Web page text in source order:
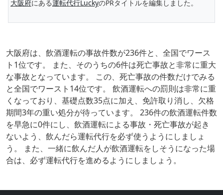
大阪府にある運転代行LuckyのPRタイトルを編集しました。
大阪府は、飲酒運転の事故件数が236件と、全国でワース
ト1位です。 また、そのうちの6件は死亡事故と非常に重大
な事故となっています。 この、死亡事故の件数だけでみる
と全国でワースト14位です。 飲酒運転への罰則は非常に重
くなっており、基礎点数35点に加え、免許取り消し、欠格
期間3年の重い処分が待っています。 236件の飲酒運転件数
を早急に0件にし、飲酒運転による事故・死亡事故が起き
ないよう、飲んだら運転代行を必ず使うようにしましょ
う。 また、一緒に飲んだ人が飲酒運転をしそうになった場
合は、必ず運転代行を進めるようにしましょう。